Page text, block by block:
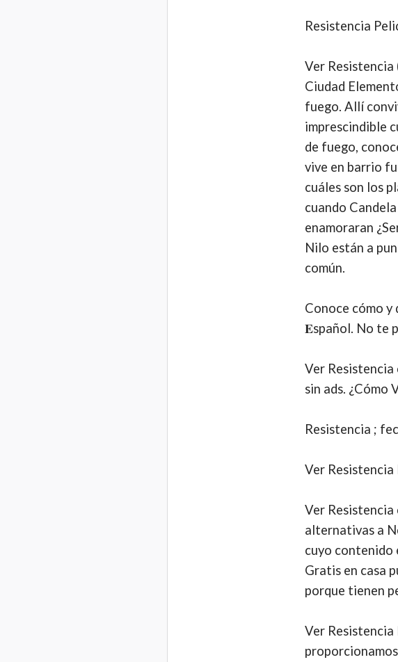
Resistencia
Ver
Ciudad
fuego. Allí
imprescindible
de fuego,
vive en barrio
cuáles son los
cuando
enamoraran
Nilo están a
común.
Conoce cómo
𝐄spañol. No te
Ver Resistencia
sin ads. ¿Cómo
Resistencia ;
Ver
Ver Resistencia
alternativas a
cuyo contenido
Gratis en casa
porque tienen
Ver